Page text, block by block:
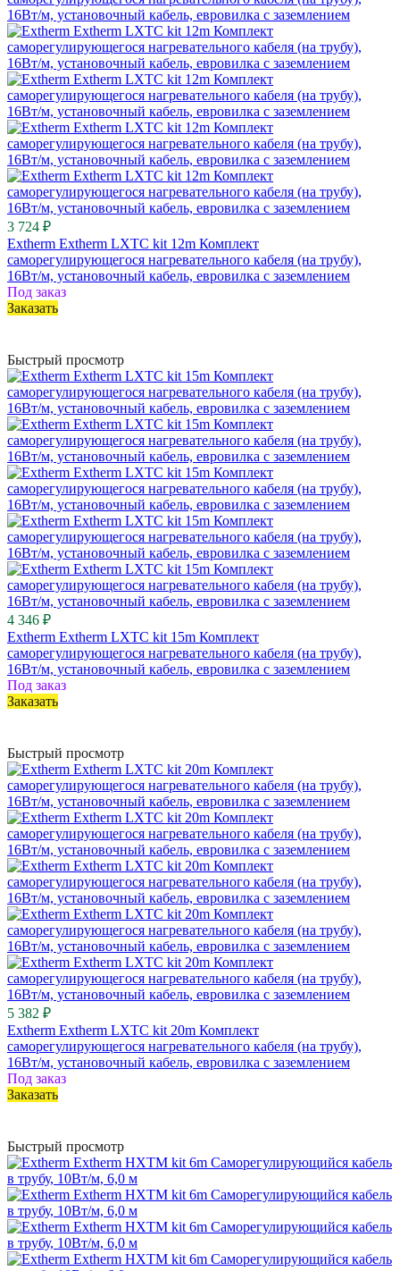
3 724 ₽
Extherm Extherm LXTC kit 12m Комплект
саморегулирующегося нагревательного кабеля (на трубу),
16Вт/м, установочный кабель, евровилка с заземлением
Под заказ
Заказать
Быстрый просмотр
4 346 ₽
Extherm Extherm LXTC kit 15m Комплект
саморегулирующегося нагревательного кабеля (на трубу),
16Вт/м, установочный кабель, евровилка с заземлением
Под заказ
Заказать
Быстрый просмотр
5 382 ₽
Extherm Extherm LXTC kit 20m Комплект
саморегулирующегося нагревательного кабеля (на трубу),
16Вт/м, установочный кабель, евровилка с заземлением
Под заказ
Заказать
Быстрый просмотр